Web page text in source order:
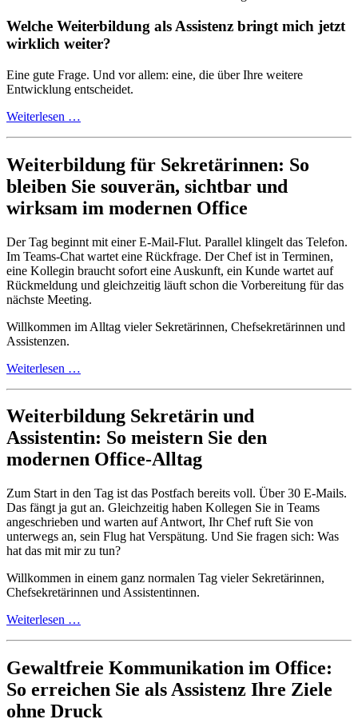
Welche Weiterbildung als Assistenz bringt mich jetzt
wirklich weiter?
Eine gute Frage. Und vor allem: eine, die über Ihre weitere
Entwicklung entscheidet.
Weiterlesen …
Weiterbildung für Sekretärinnen: So
bleiben Sie souverän, sichtbar und
wirksam im modernen Office
Der Tag beginnt mit einer E-Mail-Flut. Parallel klingelt das Telefon.
Im Teams-Chat wartet eine Rückfrage. Der Chef ist in Terminen,
eine Kollegin braucht sofort eine Auskunft, ein Kunde wartet auf
Rückmeldung und gleichzeitig läuft schon die Vorbereitung für das
nächste Meeting.
Willkommen im Alltag vieler Sekretärinnen, Chefsekretärinnen und
Assistenzen.
Weiterlesen …
Weiterbildung Sekretärin und
Assistentin: So meistern Sie den
modernen Office-Alltag
Zum Start in den Tag ist das Postfach bereits voll. Über 30 E-Mails.
Das fängt ja gut an. Gleichzeitig haben Kollegen Sie in Teams
angeschrieben und warten auf Antwort, Ihr Chef ruft Sie von
unterwegs an, sein Flug hat Verspätung. Und Sie fragen sich: Was
hat das mit mir zu tun?
Willkommen in einem ganz normalen Tag vieler Sekretärinnen,
Chefsekretärinnen und Assistentinnen.
Weiterlesen …
Gewaltfreie Kommunikation im Office:
So erreichen Sie als Assistenz Ihre Ziele
ohne Druck